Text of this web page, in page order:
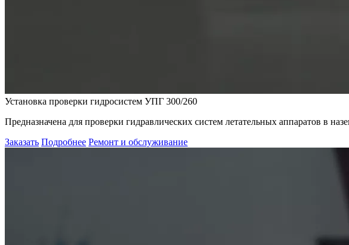
Установка проверки гидросистем УПГ 300/260
Предназначена для проверки гидравлических систем летательных аппаратов в
Заказать Подробнее Ремонт и обслуживание